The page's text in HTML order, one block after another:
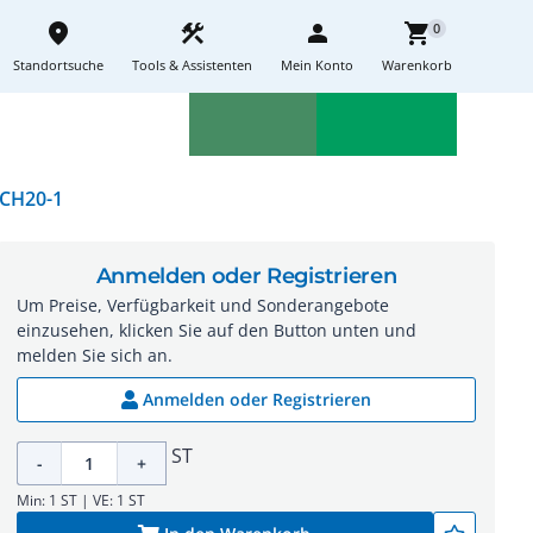
place
Standortsuche
construction
Tools & Assistenten
person
Mein Konto
shopping_cart0
Warenkorb
1
Anmelden oder Registrieren
Um Preise, Verfügbarkeit und Sonderangebote
einzusehen, klicken Sie auf den Button unten und
melden Sie sich an.
Anmelden oder Registrieren
- + ST
Min: 1 ST | VE: 1 ST